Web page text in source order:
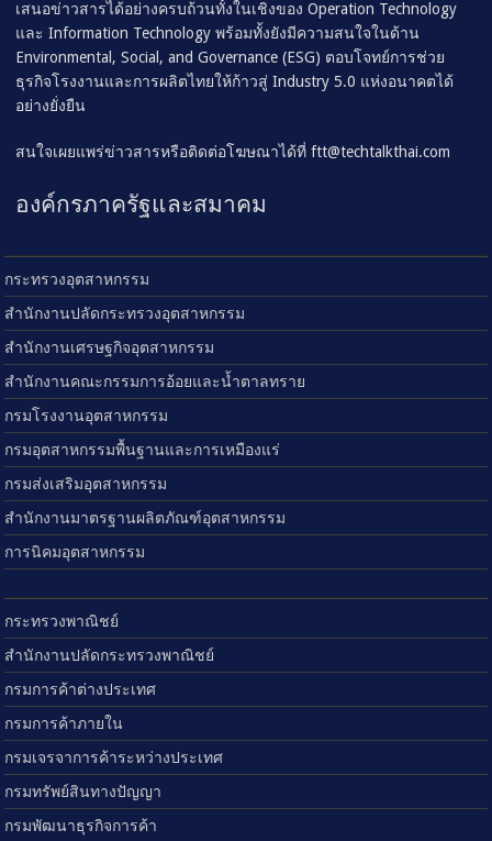
เสนอข่าวสารได้อย่างครบถ้วนทั้งในเชิงของ Operation Technology
และ Information Technology พร้อมทั้งยังมีความสนใจในด้าน
Environmental, Social, and Governance (ESG) ตอบโจทย์การช่วย
ธุรกิจโรงงานและการผลิตไทยให้ก้าวสู่ Industry 5.0 แห่งอนาคตได้
อย่างยั่งยืน
สนใจเผยแพร่ข่าวสารหรือติดต่อโฆษณาได้ที่ftt@techtalkthai.com
องค์กรภาครัฐและสมาคม
กระทรวงอุตสาหกรรม
สำนักงานปลัดกระทรวงอุตสาหกรรม
สำนักงานเศรษฐกิจอุตสาหกรรม
สำนักงานคณะกรรมการอ้อยและน้ำตาลทราย
กรมโรงงานอุตสาหกรรม
กรมอุตสาหกรรมพื้นฐานและการเหมืองแร่
กรมส่งเสริมอุตสาหกรรม
สำนักงานมาตรฐานผลิตภัณฑ์อุตสาหกรรม
การนิคมอุตสาหกรรม
กระทรวงพาณิชย์
สำนักงานปลัดกระทรวงพาณิชย์
กรมการค้าต่างประเทศ
กรมการค้าภายใน
กรมเจรจาการค้าระหว่างประเทศ
กรมทรัพย์สินทางปัญญา
กรมพัฒนาธุรกิจการค้า